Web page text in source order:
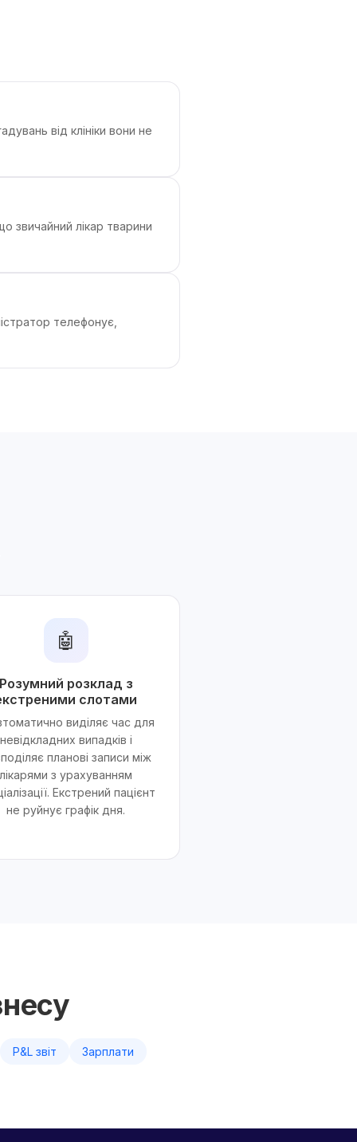
від клініки вони не
звичайний лікар тварини
телефонує,
🤖
Розумний розклад з
слотами
виділяє час для
невідкладних випадків і
планові записи між
лікарями з урахуванням
Екстрений пацієнт
не руйнує графік дня.
P&L звіт Зарплати